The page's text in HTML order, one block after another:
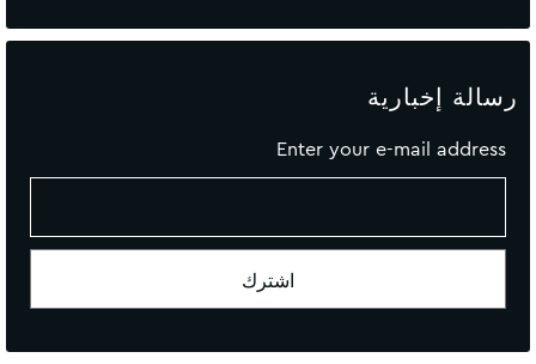
رسالة إخبارية
Enter your e-mail address